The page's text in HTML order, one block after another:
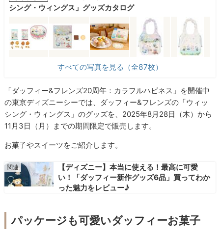
シング・ウィングス」グッズカタログ
すべての写真を見る（全87枚）
「ダッフィー&フレンズ20周年：カラフルハピネス」を開催中
の東京ディズニーシーでは、ダッフィー&フレンズの「ウィッ
シング・ウィングス」のグッズを、2025年8月28日（木）から
11月3日（月）までの期間限定で販売します。
お菓子やスイーツをご紹介します。
【ディズニー】本当に使える！最高に可愛
い！「ダッフィー新作グッズ6品」買ってわか
った魅力をレビュー♪
パッケージも可愛いダッフィーお菓子